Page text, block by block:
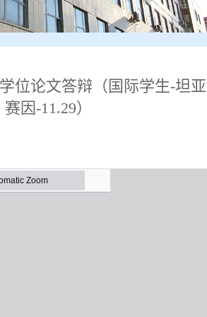
位论文答辩（国际学生-坦
赛因-11.29）